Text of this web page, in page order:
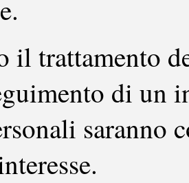
il trattamento
di un
saranno